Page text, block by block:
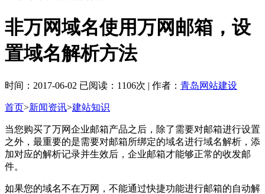
非万网域名使用万网邮箱，设
置域名解析方法
时间：2017-06-02 已阅读：1106次 | 作者： 青岛网站建设
首页>新闻资讯>建站知识
当您购买了万网企业邮箱产品之后，除了需要对邮箱进行设置
之外，最重要的是需要对邮箱所绑定的域名进行域名解析，添
加对应的解析记录并生效后，企业邮箱才能够正常的收发邮
件。
如果您的域名不在万网，不能通过快捷功能进行邮箱的自动解